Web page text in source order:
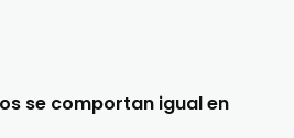
se comportan igual en